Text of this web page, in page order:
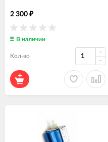
2 300 ₽
В наличии
Кол-во